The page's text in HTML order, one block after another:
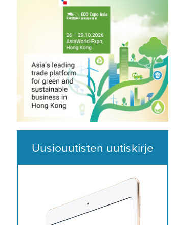
Uusiouutisten uutiskirje